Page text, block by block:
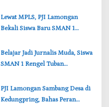
‎Lewat MPLS, PJI Lamongan
Bekali Siswa Baru SMAN 1
Jurnalistik
‎Belajar Jadi Jurnalis Muda, Siswa
SMAN 1 Rengel Tuban
Kreatif
PJI Lamongan Sambang Desa di
Kedungpring, Bahas Peran